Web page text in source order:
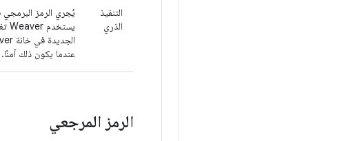
التنفيذ
الذري
يُجري الرمز
عندما يكون ذلك آمنًا.
الرمز المرجعي